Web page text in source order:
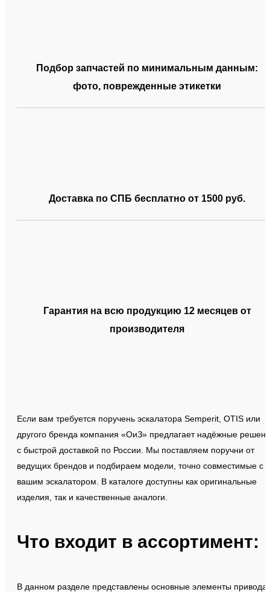
Подбор запчастей по минимальным данным:
фото, поврежденные этикетки
Доставка по СПБ бесплатно от 1500 руб.
Гарантия на всю продукцию 12 месяцев от
производителя
Если вам требуется поручень эскалатора Semperit, OTIS или
другого бренда компания «ОиЗ» предлагает надёжные
с быстрой доставкой по России. Мы поставляем поручни от
ведущих брендов и подбираем модели, точно совместимые с
вашим эскалатором. В каталоге доступны как оригинальные
изделия, так и качественные аналоги.
Что входит в ассортимент:
В данном разделе представлены основные элементы привода